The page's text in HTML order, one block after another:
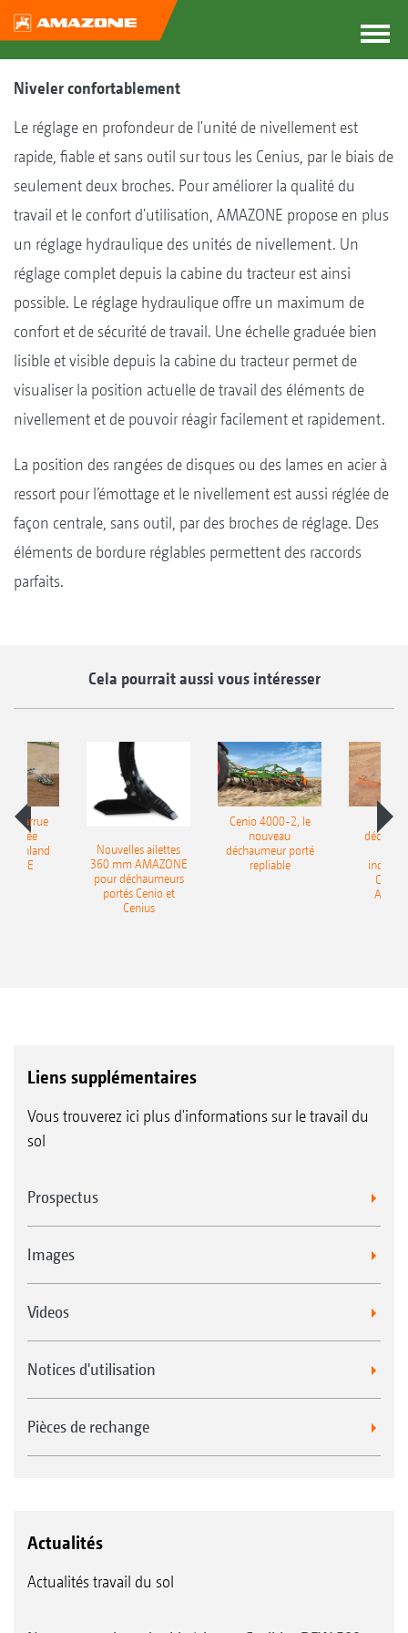
Niveler confortablement
Le réglage en profondeur de l'unité de nivellement est
rapide, fiable et sans outil sur tous les Cenius, par le biais de
seulement deux broches. Pour améliorer la qualité du
travail et le confort d'utilisation, AMAZONE propose en plus
un réglage hydraulique des unités de nivellement. Un
réglage complet depuis la cabine du tracteur est ainsi
possible. Le réglage hydraulique offre un maximum de
confort et de sécurité de travail. Une échelle graduée bien
lisible et visible depuis la cabine du tracteur permet de
visualiser la position actuelle de travail des éléments de
nivellement et de pouvoir réagir facilement et rapidement.
La position des rangées de disques ou des lames en acier à
ressort pour l’émottage et le nivellement est aussi réglée de
façon centrale, sans outil, par des broches de réglage. Des
éléments de bordure réglables permettent des raccords
parfaits.
Cela pourrait aussi vous intéresser
charrue
portée
Onland
Nouvelles ailettes
360 mm AMAZONE
pour déchaumeurs
portés Cenio et
Cenius
Cenio 4000-2, le
nouveau
déchaumeur porté
repliable
Liens supplémentaires
Vous trouverez ici plus d'informations sur le travail du
sol
Prospectus
Images
Videos
Notices d'utilisation
Pièces de rechange
Actualités
Actualités travail du sol